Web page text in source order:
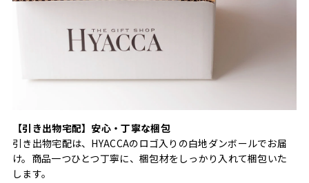
【引き出物宅配】安心・丁寧な梱包
引き出物宅配は、HYACCAのロゴ入りの白地ダンボールでお届
け。商品一つひとつ丁寧に、梱包材をしっかり入れて梱包いた
します。